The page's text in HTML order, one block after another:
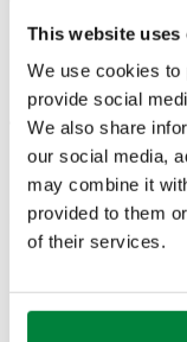
This website uses
We use cookies to
provide social
We also share
our social media,
may combine it
provided to them
of their services.
400405
G 1/2"
228-1)
entrée
Kv coude de
réglage